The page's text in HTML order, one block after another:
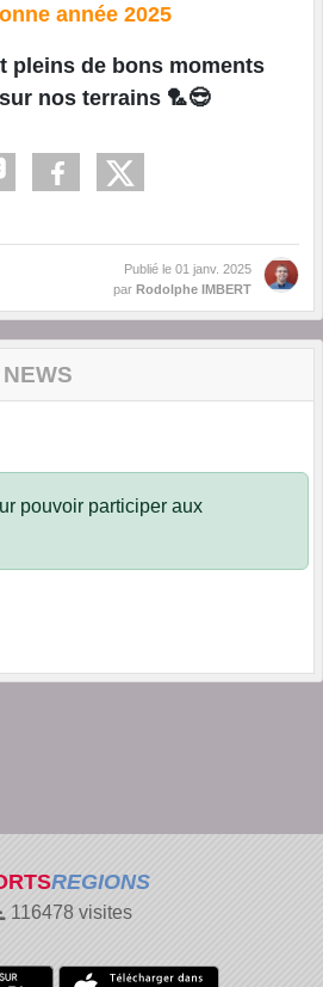
année 2025
pleins de bons moments
nos terrains 🏸😎
Publié le 01 janv. 2025
par Rodolphe IMBERT
pouvoir participer aux
REGIONS
116478 visites